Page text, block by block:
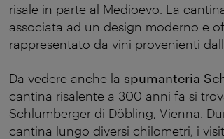
risale in parte al Medioevo. La
associata ad un design moderno e
rappresentato da vini provenienti
Da vedere anche la spumanteria
cantina risalente a 300 anni fa si
Schlumberger di Döbling, Vienna.
cantina lungo diversi chilometri, i